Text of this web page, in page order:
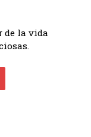
de la vida